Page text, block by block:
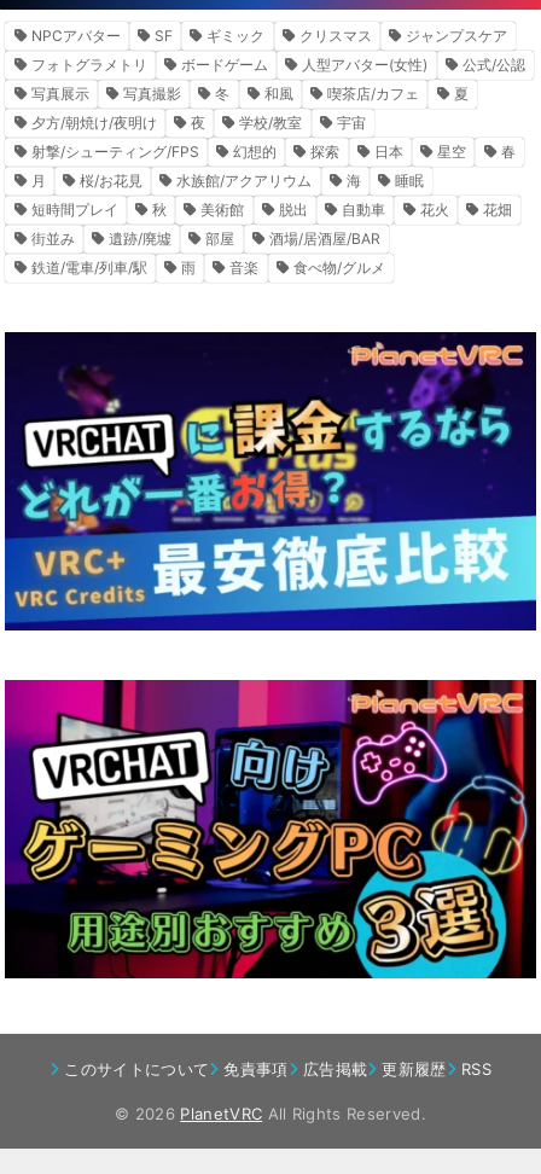
NPCアバター SF ギミック クリスマス
ジャンプスケア
フォトグラメトリ
ボードゲーム 人型アバター(女性)
公式/公認
写真展示
写真撮影 冬 和風 喫茶店/カフェ
夏
夕方/朝焼け/夜明け
夜 学校/教室
宇宙
射撃/シューティング/FPS
幻想的 探索 日本 星空
春
月
桜/お花見 水族館/アクアリウム 海
睡眠
短時間プレイ
秋 美術館 脱出 自動車 花火
花畑
街並み
遺跡/廃墟 部屋
酒場/居酒屋/BAR
鉄道/電車/列車/駅
雨 音楽 食べ物/グルメ
このサイトについて 免責事項 広告掲載 更新履歴 RSS
© 2026 PlanetVRC All Rights Reserved.